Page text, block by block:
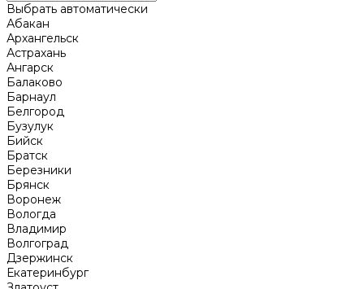
Выбрать автоматически
Абакан
Архангельск
Астрахань
Ангарск
Балаково
Барнаул
Белгород
Бузулук
Бийск
Братск
Березники
Брянск
Воронеж
Вологда
Владимир
Волгоград
Дзержинск
Екатеринбург